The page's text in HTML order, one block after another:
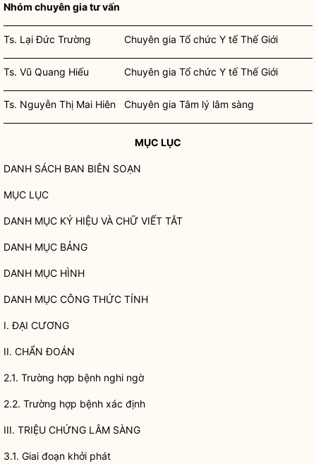
Nhóm chuyên gia tư vấn
Ts. Lại Đức Trường Chuyên gia Tổ chức Y tế Thế Giới
Ts. Vũ Quang Hiếu Chuyên gia Tổ chức Y tế Thế Giới
Ts. Nguyễn Thị Mai Hiên Chuyên gia Tâm lý lâm sàng
MỤC LỤC
DANH SÁCH BAN BIÊN SOẠN
MỤC LỤC
DANH MỤC KÝ HIỆU VÀ CHỮ VIẾT TẮT
DANH MỤC BẢNG
DANH MỤC HÌNH
DANH MỤC CÔNG THỨC TÍNH
I. ĐẠI CƯƠNG
II. CHẨN ĐOÁN
2.1. Trường hợp bệnh nghi ngờ
2.2. Trường hợp bệnh xác định
III. TRIỆU CHỨNG LÂM SÀNG
3.1. Giai đoạn khởi phát